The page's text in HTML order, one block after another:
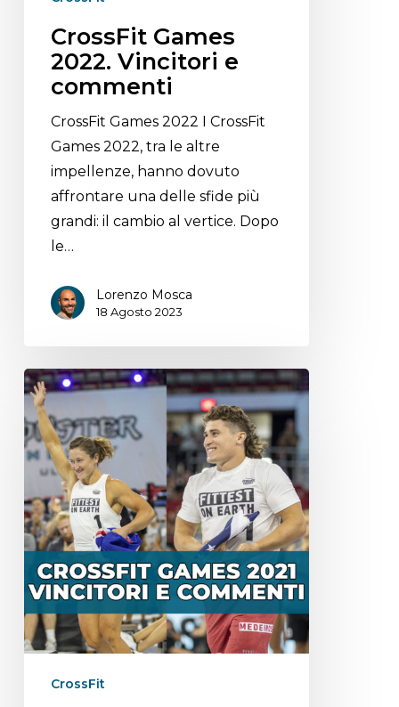
CrossFit Games
2022. Vincitori e
commenti
CrossFit Games 2022 I CrossFit
Games 2022, tra le altre
impellenze, hanno dovuto
affrontare una delle sfide più
grandi: il cambio al vertice. Dopo
le…
Lorenzo Mosca
18 Agosto 2023
CrossFit